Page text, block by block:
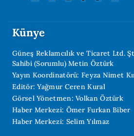
Künye
Güneş Reklamcılık ve Ticaret Ltd.
Sahibi (Sorumlu) Metin Öztürk
Yayın Koordinatörü: Feyza Nimet
Editör: Yağmur Ceren Kural
Görsel Yönetmen: Volkan Öztürk
Haber Merkezi: Ömer Furkan Biber
Haber Merkezi: Selim Yılmaz